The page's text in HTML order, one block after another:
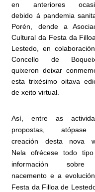
en anteriores
debido á pandemia
Porén, dende a
Cultural da Festa da
Lestedo, en
Concello de
quixeron deixar
esta trixésimo oitava
de xeito virtual.
Así, entre as
propostas,
creación desta nova
Nela ofrécese todo
información
nacemento e a
Festa da Filloa de